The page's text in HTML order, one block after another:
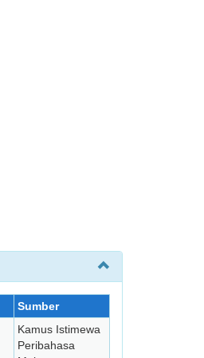
Sumber
Kamus Istimewa
Peribahasa